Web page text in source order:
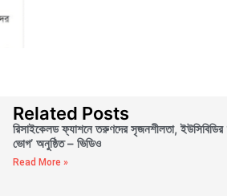
Related Posts
রিসাইকেলড ফ্যাশনে তরুণদের সৃজনশীলতা, ইউসিবিডির
ভোগ’ অনুষ্ঠিত – ভিডিও
Read More »